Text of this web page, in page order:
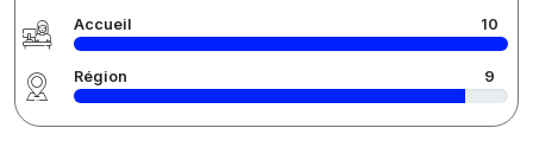
Accueil 10
Région 9